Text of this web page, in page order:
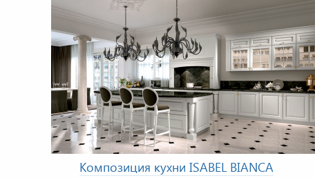
Композиция кухни ISABEL BIANCA